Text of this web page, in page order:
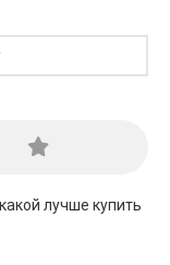
лучше купить